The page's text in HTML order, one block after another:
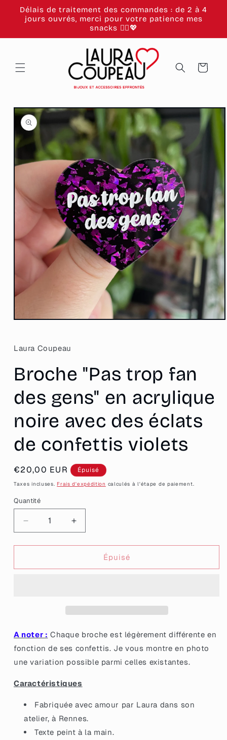
passer
Délais de traitement des commandes : de 2 à 4
jours ouvrés, merci pour votre patience mes
snacks 🙂‍↕️💖
Panier
Passer aux
informations
produits
Ouvrir
1
dans
fenêtre
modale
Laura Coupeau
Broche "Pas trop fan
des gens" en acrylique
noire avec des éclats
de confettis violets
Prix
habituel
€20,00 EUR Épuisé
Taxes incluses. Frais d'expédition calculés à l'étape de paiement.
Quantité
Quantité
Réduire
la
quantité
Broche
en
noire
avec
éclats
confettis
violets
Augmenter
la
quantité
Broche
en
noire
avec
éclats
confettis
violets
Épuisé
A noter : Chaque broche est légèrement différente en
fonction de ses confettis. Je vous montre en photo
une variation possible parmi celles existantes.
Caractéristiques
Fabriquée avec amour par Laura dans son
atelier, à Rennes.
Texte peint à la main.